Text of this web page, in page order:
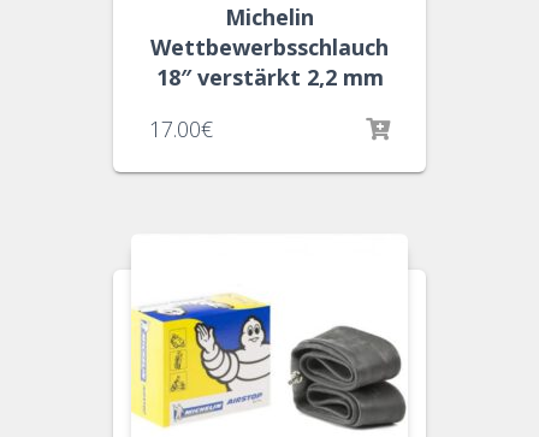
Michelin
Wettbewerbsschlauch
18″ verstärkt 2,2 mm
17.00€